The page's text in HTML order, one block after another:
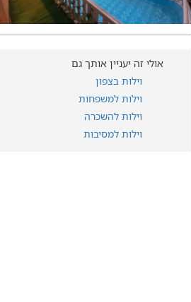
אולי זה יעניין אותך גם
וילות בצפון
וילות למשפחות
וילות להשכרה
וילות למסיבות